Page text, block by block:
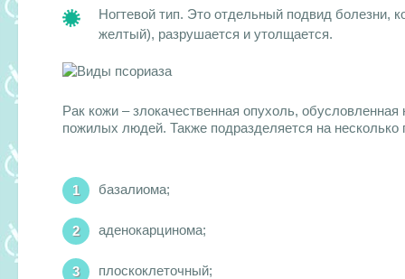
Ногтевой тип. Это отдельный подвид болезни,
желтый), разрушается и утолщается.
Рак кожи – злокачественная опухоль,
пожилых людей. Также подразделяется на несколько
базалиома;
аденокарцинома;
плоскоклеточный;